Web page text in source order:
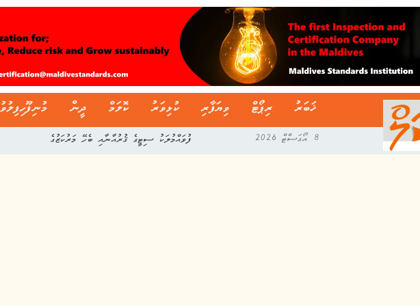
ޚަބަރު ރިޕޯޓް ވިޔަފާރި ކުޅިވަރު ކޮލަމް ދީން
8 އޯގަސްޓް 2026 ފުވައްމުލަކު ސިޓީގެ ޤުރުއާނާއި ބެހޭ މަރުކަޒުގެ